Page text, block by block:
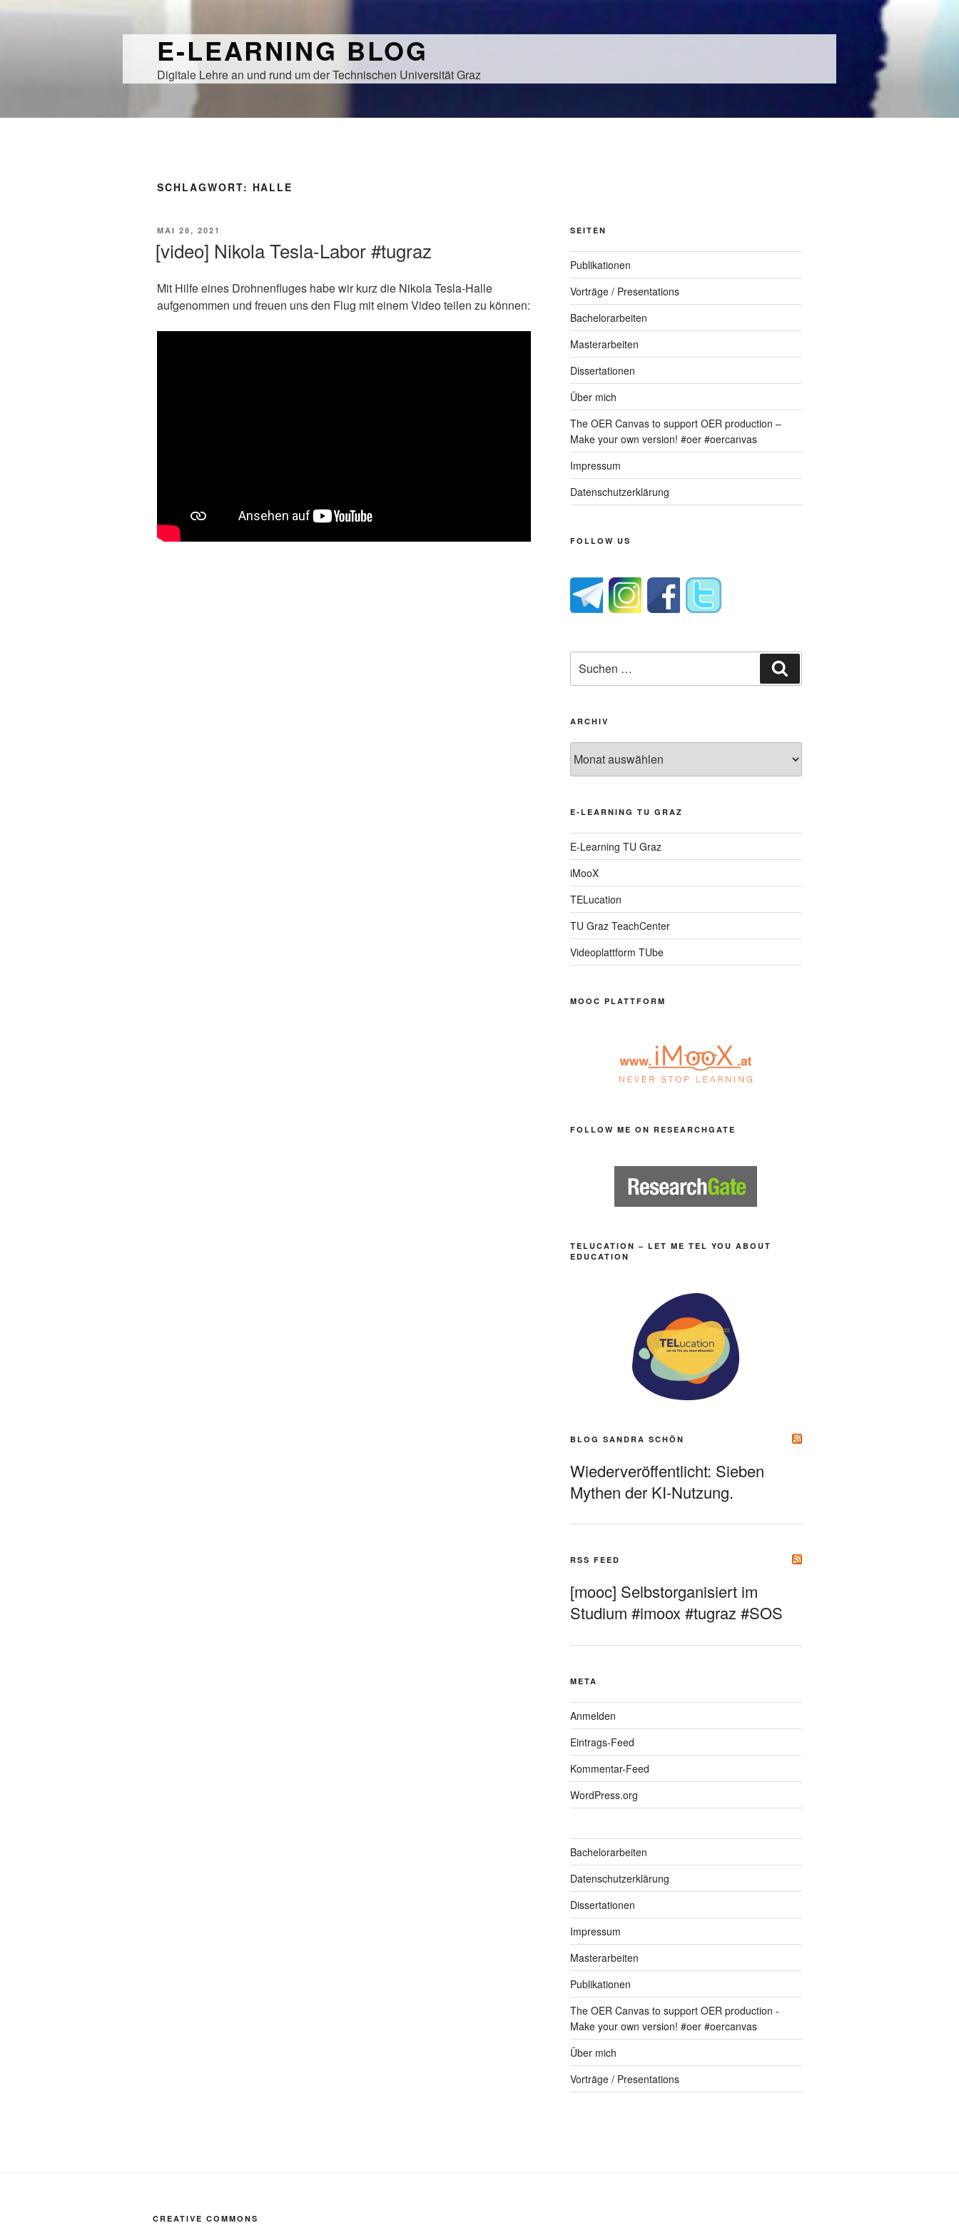
E-LEARNING BLOG
Digitale Lehre an und rund um der Technischen Universität Graz
SCHLAGWORT: HALLE
VERÖFFENTLICHT
MAI 28, 2021
[video] Nikola Tesla-Labor #tugraz
Mit Hilfe eines Drohnenfluges habe wir kurz die Nikola Tesla-Halle
aufgenommen und freuen uns den Flug mit einem Video teilen zu können:
SEITEN
Publikationen
Vorträge / Presentations
Bachelorarbeiten
Masterarbeiten
Dissertationen
Über mich
The OER Canvas to support OER production –
Make your own version! #oer #oercanvas
Impressum
Datenschutzerklärung
FOLLOW US
nach:
ARCHIV
E-LEARNING TU GRAZ
E-Learning TU Graz
iMooX
TELucation
TU Graz TeachCenter
Videoplattform TUbe
MOOC PLATTFORM
FOLLOW ME ON RESEARCHGATE
TELUCATION – LET ME TEL YOU ABOUT
EDUCATION
BLOG SANDRA SCHÖN
Wiederveröffentlicht: Sieben
Mythen der KI-Nutzung.
RSS FEED
[mooc] Selbstorganisiert im
Studium #imoox #tugraz #SOS
META
Anmelden
Eintrags-Feed
Kommentar-Feed
WordPress.org
Bachelorarbeiten
Datenschutzerklärung
Dissertationen
Impressum
Masterarbeiten
Publikationen
The OER Canvas to support OER production -
Make your own version! #oer #oercanvas
Über mich
Vorträge / Presentations
CREATIVE COMMONS